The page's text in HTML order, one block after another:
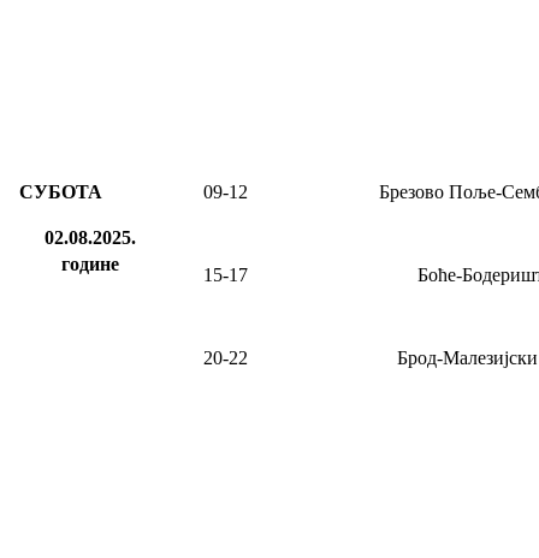
СУБОТА
02.08.2025.
године
09-12 Брезово Поље-
15-17 Боће-
20-22 Брод-